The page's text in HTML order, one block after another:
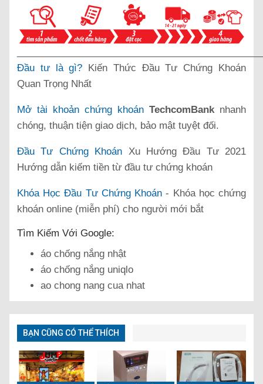
Đầu tư là gì? Kiến Thức Đầu Tư Chứng Khoán
Quan Trọng Nhất
Mở tài khoản chứng khoán TechcomBank nhanh
chóng, thuận tiện giao dịch, bảo mật tuyệt đối.
Đầu Tư Chứng Khoán Xu Hướng Đầu Tư 2021
Hướng dẫn kiếm tiền từ đầu tư chứng khoán
Khóa Học Đầu Tư Chứng Khoán - Khóa học chứng
khoán online (miễn phí) cho người mới bắt
Tìm Kiếm Với Google:
áo chống nắng nhật
áo chống nắng uniqlo
ao chong nang cua nhat
BẠN CŨNG CÓ THỂ THÍCH